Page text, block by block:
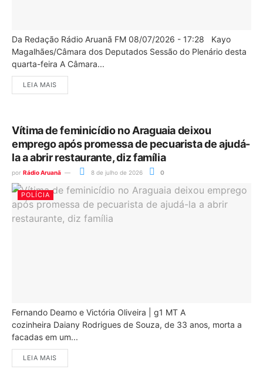
Da Redação Rádio Aruanã FM 08/07/2026 - 17:28 Kayo
Magalhães/Câmara dos Deputados Sessão do Plenário desta
quarta-feira A Câmara...
LEIA MAIS
Vítima de feminicídio no Araguaia deixou
emprego após promessa de pecuarista de ajudá-
la a abrir restaurante, diz família
por Rádio Aruanã 8 de julho de 2026 0
POLÍCIA
Fernando Deamo e Victória Oliveira | g1 MT A
cozinheira Daiany Rodrigues de Souza, de 33 anos, morta a
facadas em um...
LEIA MAIS